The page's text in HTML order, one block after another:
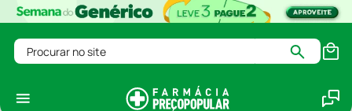
Procurar no site